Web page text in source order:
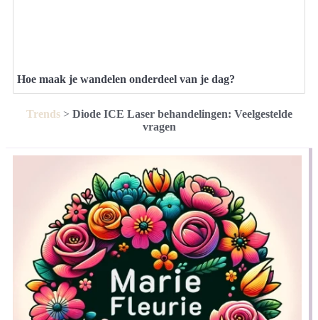
Hoe maak je wandelen onderdeel van je dag?
Trends> Diode ICE Laser behandelingen: Veelgestelde
vragen